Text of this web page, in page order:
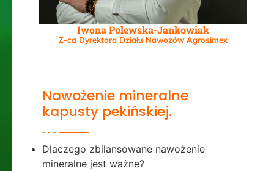
Iwona Polewska-Jankowiak
Z-ca Dyrektora Działu Nawozów Agrosimex
Nawożenie mineralne
kapusty pekińskiej.
Dlaczego zbilansowane nawożenie
mineralne jest ważne?